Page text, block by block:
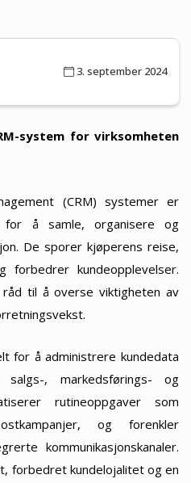
3. september 2024
system for virksomheten
(CRM) systemer er
for å samle, organisere og
De sporer kjøperens reise,
forbedrer kundeopplevelser.
til å overse viktigheten av
for å administrere kundedata
, markedsførings- og
rutineoppgaver som
og forenkler
kommunikasjonskanaler.
forbedret kundelojalitet og en